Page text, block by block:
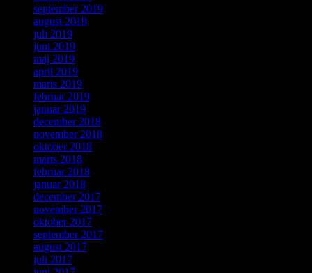
september 2019
august 2019
juli 2019
juni 2019
maj 2019
april 2019
marts 2019
februar 2019
januar 2019
december 2018
november 2018
oktober 2018
marts 2018
februar 2018
januar 2018
december 2017
november 2017
oktober 2017
september 2017
august 2017
juli 2017